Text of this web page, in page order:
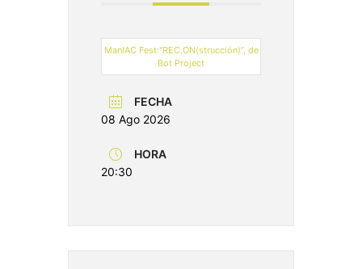
ManIAC Fest:“REC.ON(strucción)”, de
Bot Project
FECHA
08 Ago 2026
HORA
20:30